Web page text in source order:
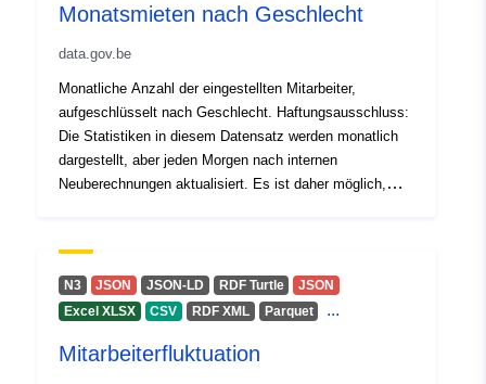
2026
Spásúil: Comhordanáidí: [ [ 2.54,
49.49 ], [ 2.54, 49.49 ], [ 2.54,
Aitheantóirí:
https://opendata.infrabel.be/
man-vrouw-van-het-personeel/
uriRef:
http://data.europa.eu/88u/dataset/
Monatsmieten nach Geschlecht
data.gov.be
Monatliche Anzahl der eingestellten Mitarbeiter,
aufgeschlüsselt nach Geschlecht. Haftungsausschluss:
Die Statistiken in diesem Datensatz werden monatlich
dargestellt, aber jeden Morgen nach internen
Neuberechnungen aktualisiert. Es ist daher möglich,
frühere Zeiträume.
N3 JSON JSON-LD RDF Turtle
JSON
Excel XLSX
CSV RDF XML Parquet ...
Mitarbeiterfluktuation